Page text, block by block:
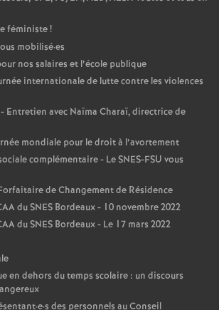
u
r
s
féministe!
mobilisé·es
nos salaires et l’école publique
internationale de lutte contre les violences
Entretien avec Naïma Charaï, directrice de
mondiale pour le droit à l’avortement
complémentaire - Le SNES-FSU vous
de Changement de Résidence
du SNES Bordeaux - 10 novembre 2022
du SNES Bordeaux - Le 17 mars 2022
en dehors du temps scolaire : un discours
·e·s des personnels au Conseil